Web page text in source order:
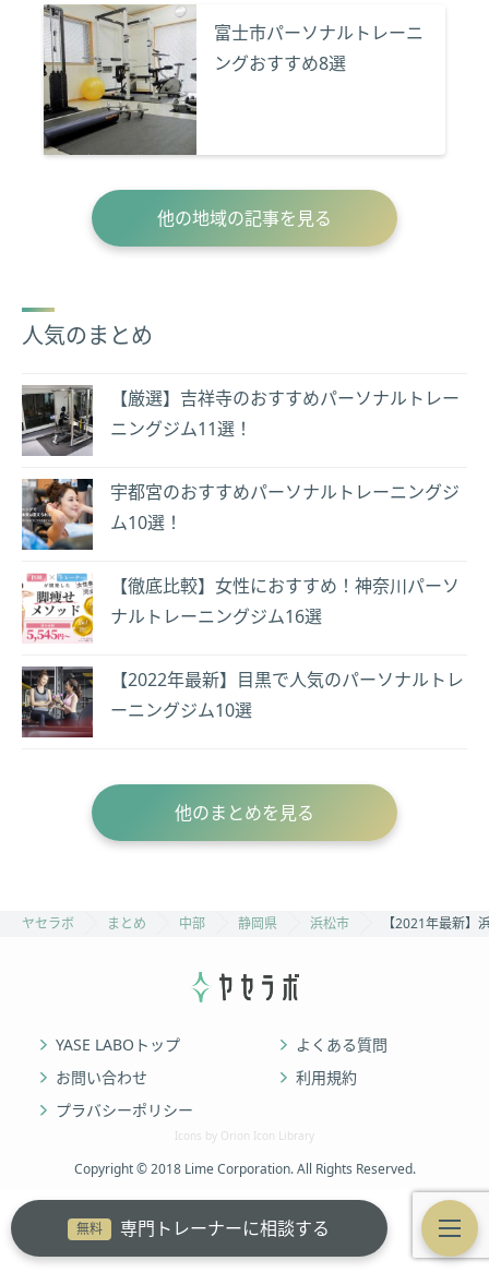
無料 専門トレーナーに相談する
富士市パーソナルトレーニ
ングおすすめ8選
他の地域の記事を見る
人気のまとめ
【厳選】吉祥寺のおすすめパーソナルトレー
ニングジム11選！
宇都宮のおすすめパーソナルトレーニングジ
ム10選！
【徹底比較】女性におすすめ！神奈川パーソ
ナルトレーニングジム16選
【2022年最新】目黒で人気のパーソナルトレ
ーニングジム10選
他のまとめを見る
ヤセラボ まとめ 中部 静岡県 浜松市 【2021年最新】
YASE LABOトップ
よくある質問
お問い合わせ
利用規約
プラバシーポリシー
Icons by Orion Icon Library
Copyright © 2018 Lime Corporation. All Rights Reserved.